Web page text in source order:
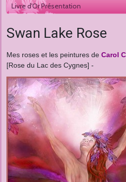
Swan Lake Rose
Mes roses et les peintures de Carol
[Rose du Lac des Cygnes] -
Livre d'Or Présentation